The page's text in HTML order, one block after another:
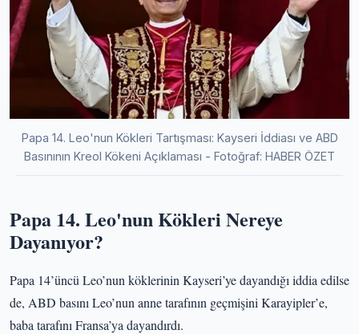
Papa 14. Leo'nun Kökleri Tartışması: Kayseri İddiası ve ABD
Basınının Kreol Kökeni Açıklaması - Fotoğraf: HABER ÖZET
Papa 14. Leo'nun Kökleri Nereye
Dayanıyor?
Papa 14’üncü Leo’nun köklerinin Kayseri’ye dayandığı iddia edilse
de, ABD basını Leo’nun anne tarafının geçmişini Karayipler’e,
baba tarafını Fransa’ya dayandırdı.